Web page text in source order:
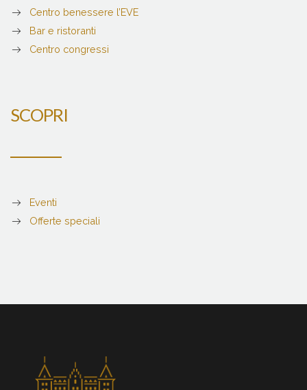
Centro benessere l’EVE
Bar e ristoranti
Centro congressi
SCOPRI
Eventi
Offerte speciali